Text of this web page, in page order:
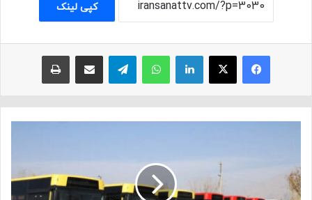
کپی لینک
فیسبوک ایکس لینکداین واتس آپ تلگرام